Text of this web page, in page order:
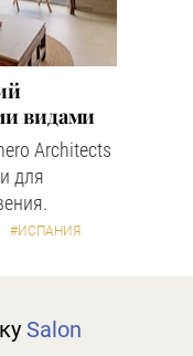
видами
Architects
для
#ИСПАНИЯ
Salon